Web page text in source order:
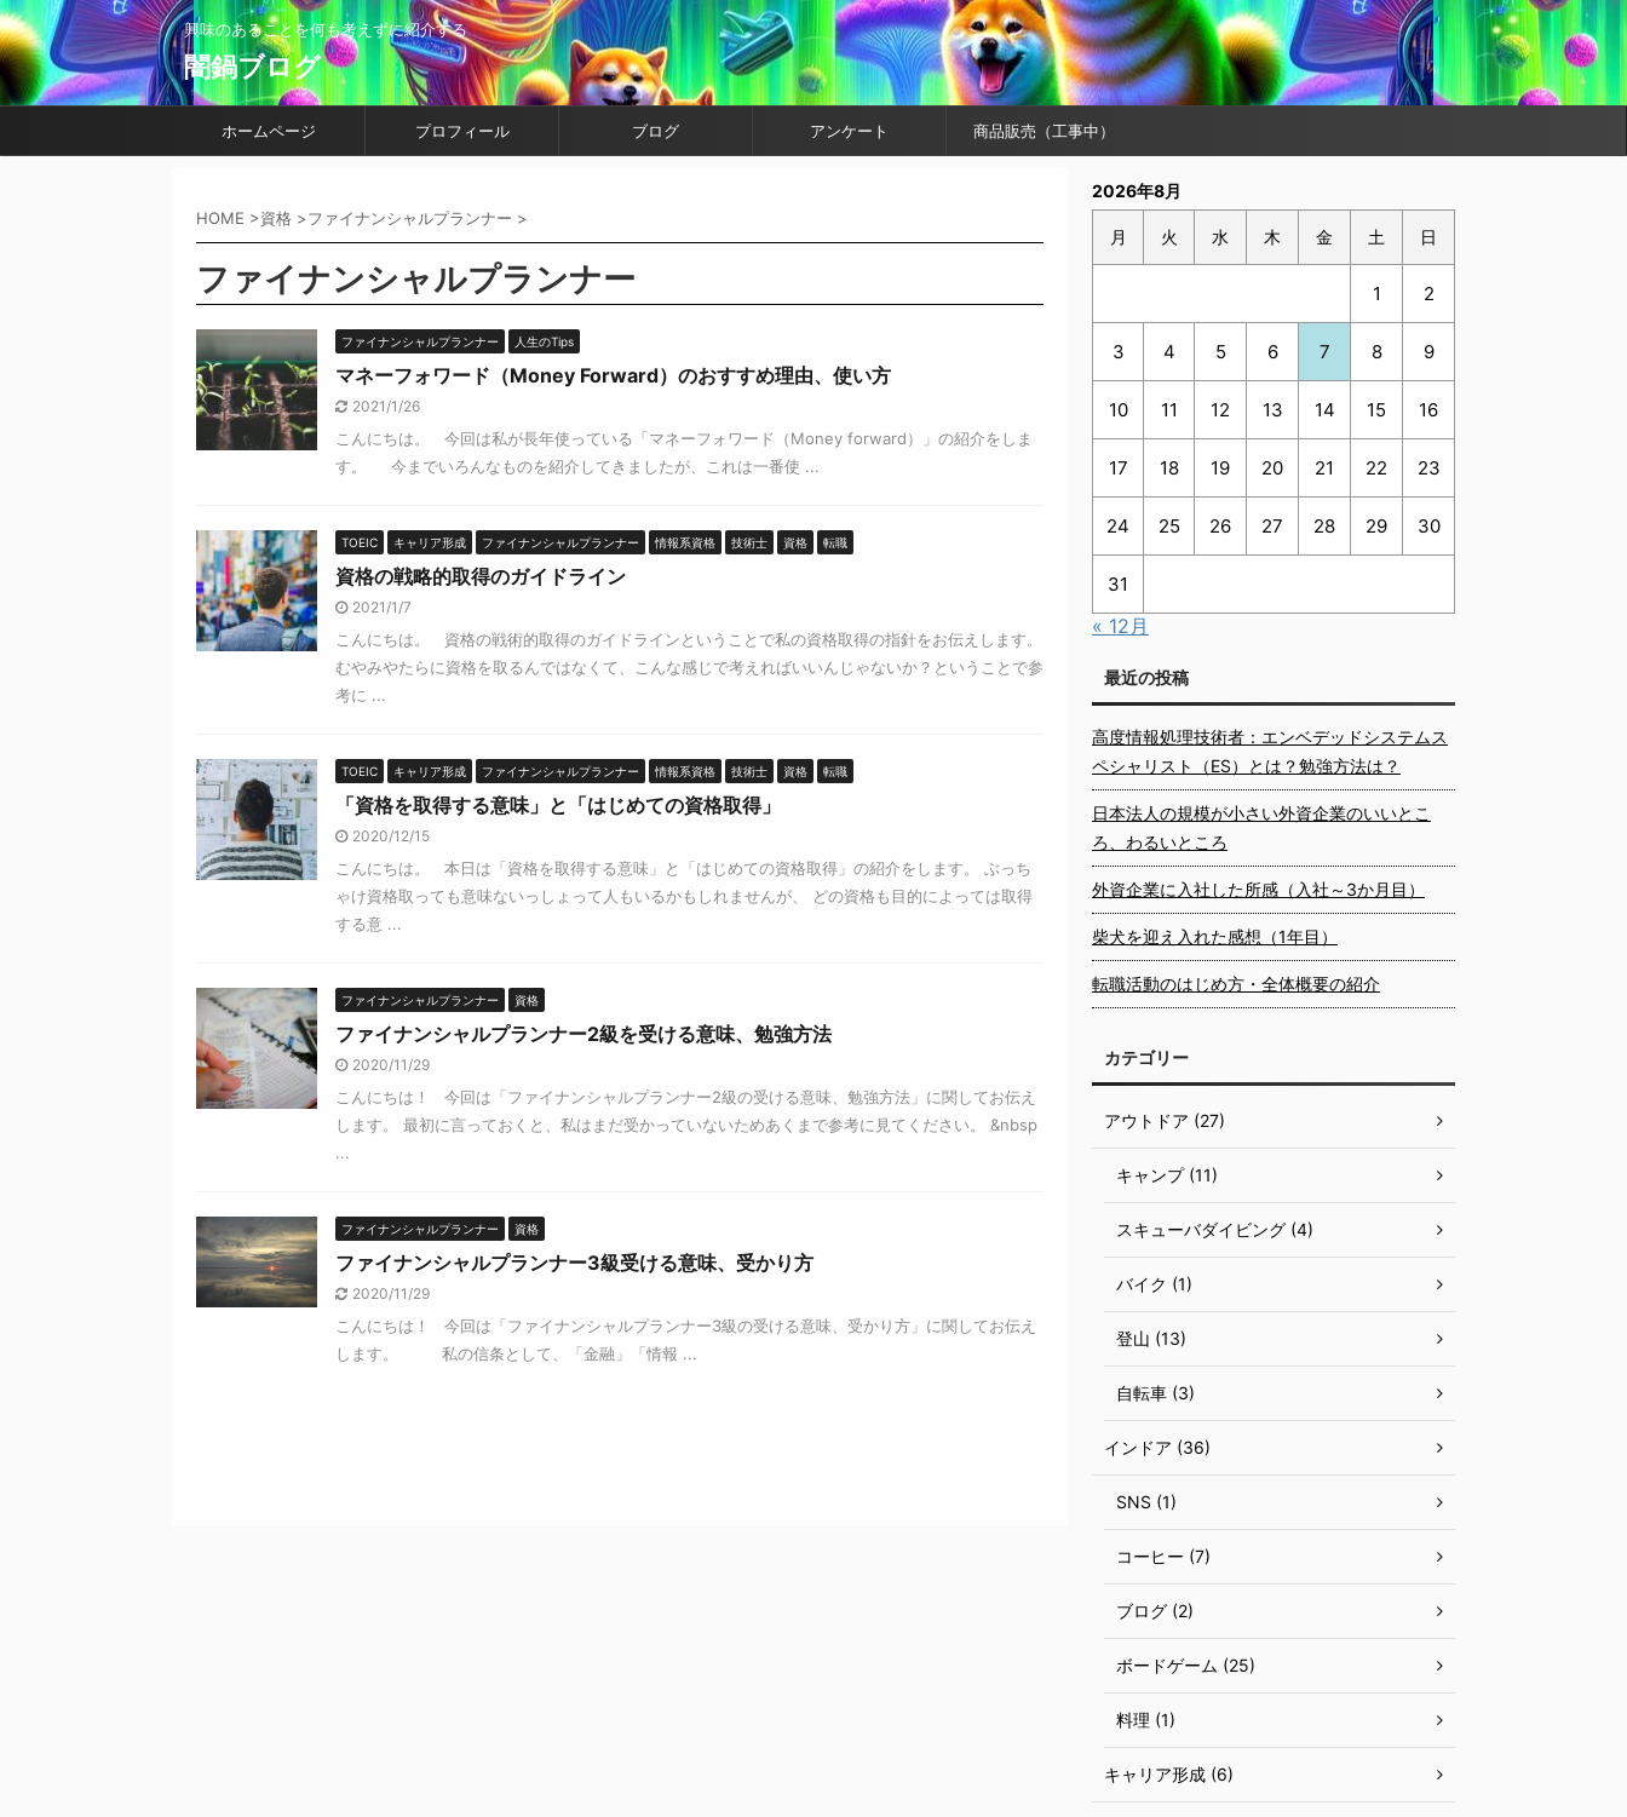
興味のあることを何も考えずに紹介する
闇鍋ブログ
ホームページ プロフィール ブログ アンケート 商品販売（工事中）
HOME >資格 >ファイナンシャルプランナー >
ファイナンシャルプランナー
ファイナンシャルプランナー 人生のTips
マネーフォワード（Money Forward）のおすすめ理由、使い方
2021/1/26
こんにちは。 今回は私が長年使っている「マネーフォワード（Money forward）」の紹介をしま
す。 今までいろんなものを紹介してきましたが、これは一番使 ...
TOEIC キャリア形成 ファイナンシャルプランナー 情報系資格 技術士 資格 転職
資格の戦略的取得のガイドライン
2021/1/7
こんにちは。 資格の戦術的取得のガイドラインということで私の資格取得の指針をお伝えします。
むやみやたらに資格を取るんではなくて、こんな感じで考えればいいんじゃないか？ということで参
考に ...
TOEIC キャリア形成 ファイナンシャルプランナー 情報系資格 技術士 資格 転職
「資格を取得する意味」と「はじめての資格取得」
2020/12/15
こんにちは。 本日は「資格を取得する意味」と「はじめての資格取得」の紹介をします。 ぶっち
ゃけ資格取っても意味ないっしょって人もいるかもしれませんが、 どの資格も目的によっては取得
する意 ...
ファイナンシャルプランナー 資格
ファイナンシャルプランナー2級を受ける意味、勉強方法
2020/11/29
こんにちは！ 今回は「ファイナンシャルプランナー2級の受ける意味、勉強方法」に関してお伝え
します。 最初に言っておくと、私はまだ受かっていないためあくまで参考に見てください。 &nbsp
...
ファイナンシャルプランナー 資格
ファイナンシャルプランナー3級受ける意味、受かり方
2020/11/29
こんにちは！ 今回は「ファイナンシャルプランナー3級の受ける意味、受かり方」に関してお伝え
します。 私の信条として、「金融」「情報 ...
2026年8月
月 火 水 木 金 土 日
1 2
3 4 5 6 7 8 9
10 11 12 13 14 15 16
17 18 19 20 21 22 23
24 25 26 27 28 29 30
31
« 12月
最近の投稿
高度情報処理技術者：エンベデッドシステムス
ペシャリスト（ES）とは？勉強方法は？
日本法人の規模が小さい外資企業のいいとこ
ろ、わるいところ
外資企業に入社した所感（入社～3か月目）
柴犬を迎え入れた感想（1年目）
転職活動のはじめ方・全体概要の紹介
カテゴリー
アウトドア (27)
キャンプ (11)
スキューバダイビング (4)
バイク (1)
登山 (13)
自転車 (3)
インドア (36)
SNS (1)
コーヒー (7)
ブログ (2)
ボードゲーム (25)
料理 (1)
キャリア形成 (6)